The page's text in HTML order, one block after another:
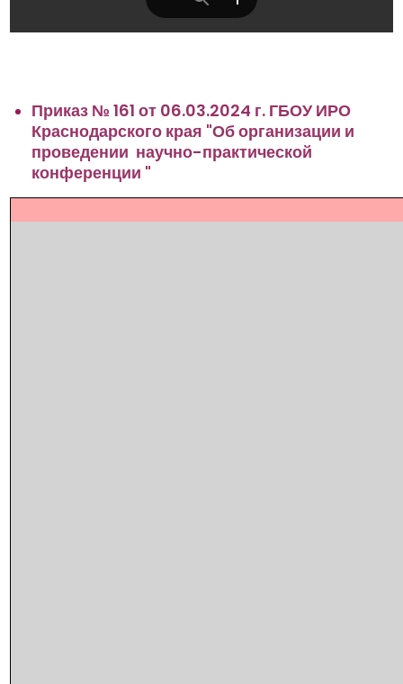
Приказ № 161 от 06.03.2024 г. ГБОУ ИРО
Краснодарского края "Об организации и
проведении научно-практической
конференции "